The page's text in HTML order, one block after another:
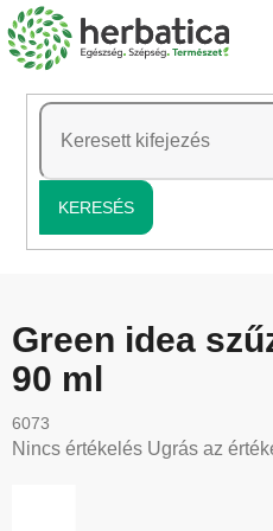
Ugrás
a
tartalomhoz
KERESÉS
Green idea
90 ml
6073
A
Nincs értékelés Ugrás az